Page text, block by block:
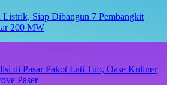
Listrik, Siap Dibangun 7 Pembangkit
200 MW